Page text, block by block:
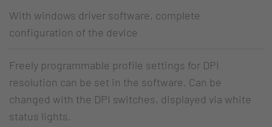
With windows driver software, complete
configuration of the device
Freely programmable profile settings for DPI
resolution can be set in the software. Can be
changed with the DPI switches, displayed via white
status lights.